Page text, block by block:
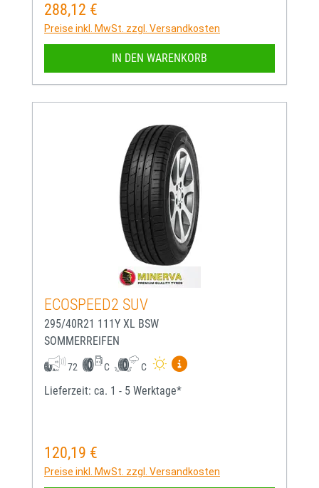
Regulärer Preis:
288,12 €
Preise inkl. MwSt. zzgl. Versandkosten
IN DEN WARENKORB
ECOSPEED2 SUV
295/40R21 111Y XL BSW
SOMMERREIFEN
72 C C
Mehr Informationen zum
Lieferzeit: ca. 1 - 5 Werktage*
Regulärer Preis:
120,19 €
Preise inkl. MwSt. zzgl. Versandkosten